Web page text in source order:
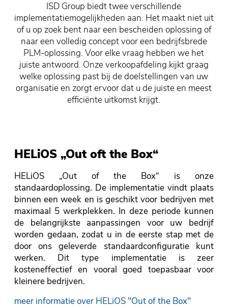
ISD Group biedt twee verschillende
implementatiemogelijkheden aan. Het maakt niet uit
of u op zoek bent naar een bescheiden oplossing of
naar een volledig concept voor een bedrijfsbrede
PLM-oplossing. Voor elke vraag hebben we het
juiste antwoord. Onze verkoopafdeling kijkt graag
welke oplossing past bij de doelstellingen van uw
organisatie en zorgt ervoor dat u de juiste en meest
efficiënte uitkomst krijgt.
HELiOS „Out oft the Box“
HELiOS „Out of the Box“ is onze
standaardoplossing. De implementatie vindt plaats
binnen een week en is geschikt voor bedrijven met
maximaal 5 werkplekken. In deze periode kunnen
de belangrijkste aanpassingen voor uw bedrijf
worden gedaan, zodat u in de eerste stap met de
door ons geleverde standaardconfiguratie kunt
werken. Dit type implementatie is zeer
kosteneffectief en vooral goed toepasbaar voor
kleinere bedrijven.
meer informatie over HELiOS "Out of the Box"